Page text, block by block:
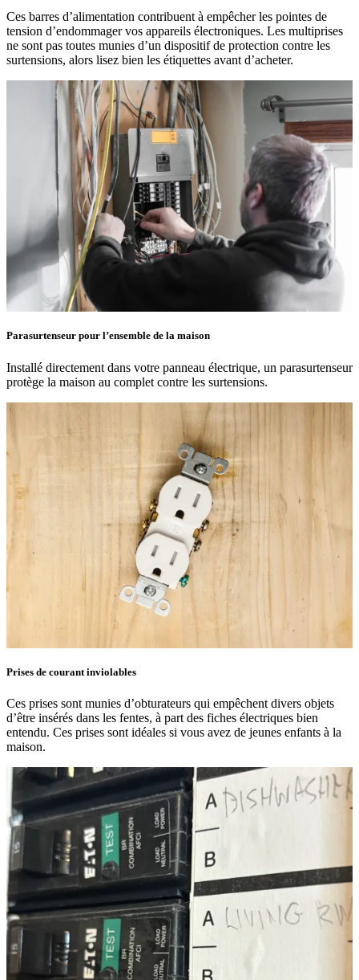
Ces barres d’alimentation contribuent à empêcher les pointes de
tension d’endommager vos appareils électroniques. Les multiprises
ne sont pas toutes munies d’un dispositif de protection contre les
surtensions, alors lisez bien les étiquettes avant d’acheter.
Parasurtenseur pour l’ensemble de la maison
Installé directement dans votre panneau électrique, un parasurtenseur
protège la maison au complet contre les surtensions.
Prises de courant inviolables
Ces prises sont munies d’obturateurs qui empêchent divers objets
d’être insérés dans les fentes, à part des fiches électriques bien
entendu. Ces prises sont idéales si vous avez de jeunes enfants à la
maison.